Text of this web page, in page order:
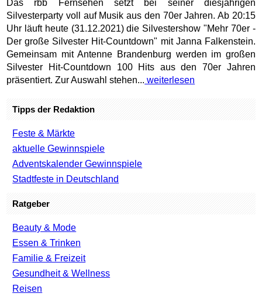
Das rbb Fernsehen setzt bei seiner diesjährigen
Silvesterparty voll auf Musik aus den 70er Jahren. Ab 20:15
Uhr läuft heute (31.12.2021) die Silvestershow "Mehr 70er -
Der große Silvester Hit-Countdown" mit Janna Falkenstein.
Gemeinsam mit Antenne Brandenburg werden im großen
Silvester Hit-Countdown 100 Hits aus den 70er Jahren
präsentiert. Zur Auswahl stehen... weiterlesen
Tipps der Redaktion
Feste & Märkte
aktuelle Gewinnspiele
Adventskalender Gewinnspiele
Stadtfeste in Deutschland
Ratgeber
Beauty & Mode
Essen & Trinken
Familie & Freizeit
Gesundheit & Wellness
Reisen